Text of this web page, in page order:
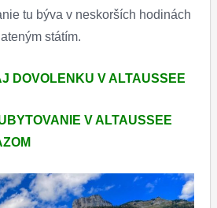
tu býva v neskorších hodinách
státím.
DOVOLENKU V ALTAUSSEE
V ALTAUSSEE